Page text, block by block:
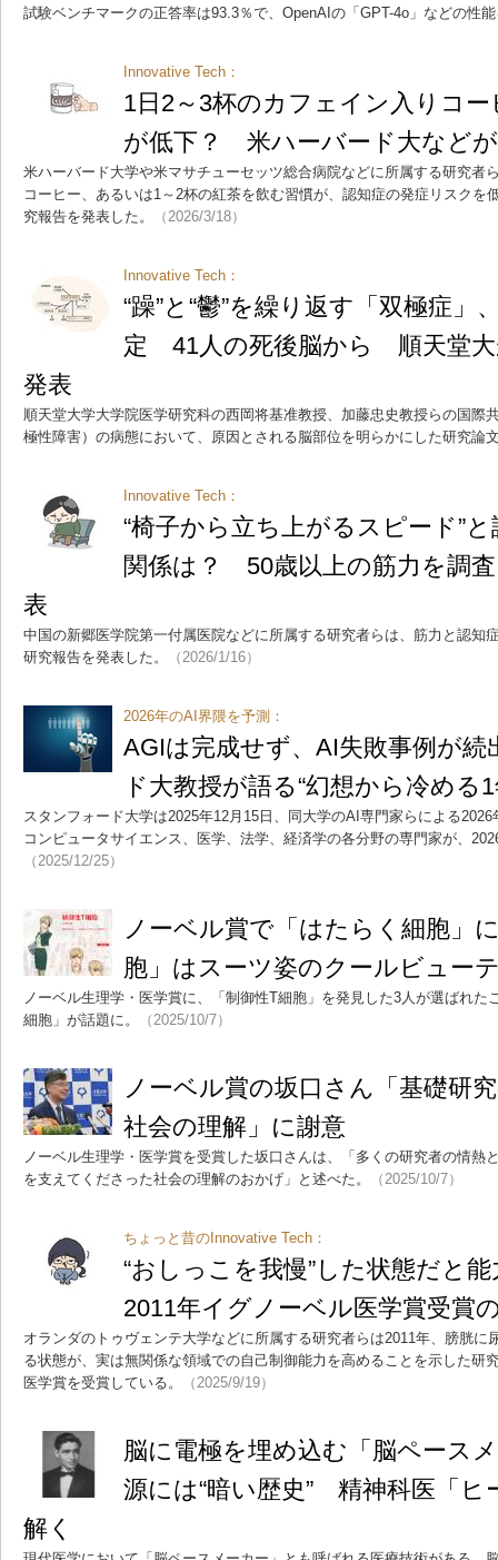
試験ベンチマークの正答率は93.3％で、OpenAIの「GPT-4o」などの性
Innovative Tech：
1日2～3杯のカフェイン入りコ
が低下？ 米ハーバード大など
米ハーバード大学や米マサチューセッツ総合病院などに所属する研究者
コーヒー、あるいは1～2杯の紅茶を飲む習慣が、認知症の発症リスクを
究報告を発表した。
（2026/3/18）
Innovative Tech：
“躁”と“鬱”を繰り返す「双極症」
定 41人の死後脳から 順天堂大
発表
順天堂大学大学院医学研究科の西岡将基准教授、加藤忠史教授らの国際
極性障害）の病態において、原因とされる脳部位を明らかにした研究論
Innovative Tech：
“椅子から立ち上がるスピード”
関係は？ 50歳以上の筋力を調
表
中国の新郷医学院第一付属医院などに所属する研究者らは、筋力と認知
研究報告を発表した。
（2026/1/16）
2026年のAI界隈を予測：
AGIは完成せず、AI失敗事例が
ド大教授が語る“幻想から冷める1
スタンフォード大学は2025年12月15日、同大学のAI専門家らによる
コンピュータサイエンス、医学、法学、経済学の各分野の専門家が、
（2025/12/25）
ノーベル賞で「はたらく細胞」
胞」はスーツ姿のクールビュー
ノーベル生理学・医学賞に、「制御性T細胞」を発見した3人が選ばれた
細胞」が話題に。
（2025/10/7）
ノーベル賞の坂口さん「基礎研
社会の理解」に謝意
ノーベル生理学・医学賞を受賞した坂口さんは、「多くの研究者の情熱
を支えてくださった社会の理解のおかげ」と述べた。
（2025/10/7）
ちょっと昔のInnovative Tech：
“おしっこを我慢”した状態だと
2011年イグノーベル医学賞受賞
オランダのトゥヴェンテ大学などに所属する研究者らは2011年、膀胱に
る状態が、実は無関係な領域での自己制御能力を高めることを示した研
医学賞を受賞している。
（2025/9/19）
脳に電極を埋め込む「脳ペース
源には“暗い歴史” 精神科医「ヒ
解く